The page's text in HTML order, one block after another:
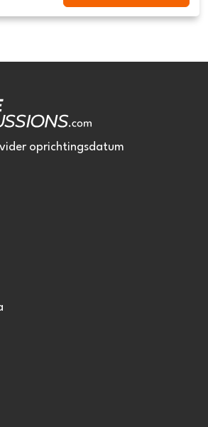
oprichtingsdatum